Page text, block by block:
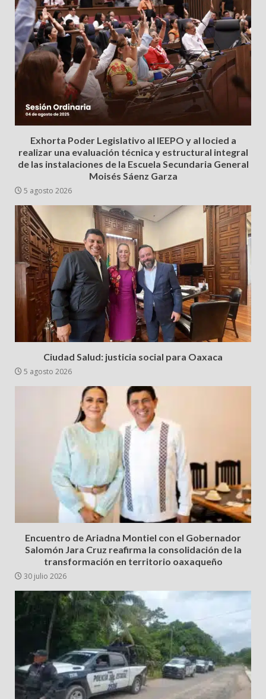
Exhorta Poder Legislativo al IEEPO y al Iocied a
realizar una evaluación técnica y estructural integral
de las instalaciones de la Escuela Secundaria General
Moisés Sáenz Garza
5 agosto 2026
Ciudad Salud: justicia social para Oaxaca
5 agosto 2026
Encuentro de Ariadna Montiel con el Gobernador
Salomón Jara Cruz reafirma la consolidación de la
transformación en territorio oaxaqueño
30 julio 2026